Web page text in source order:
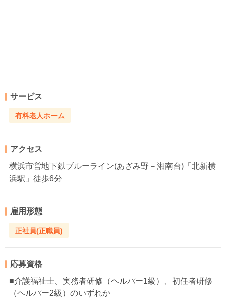
サービス
有料老人ホーム
アクセス
横浜市営地下鉄ブルーライン(あざみ野－湘南台)「北新横
浜駅」徒歩6分
雇用形態
正社員(正職員)
応募資格
■介護福祉士、実務者研修（ヘルパー1級）、初任者研修
（ヘルパー2級）のいずれか